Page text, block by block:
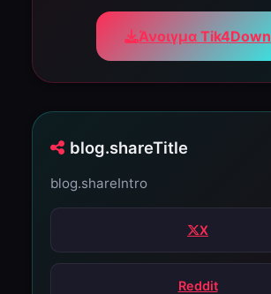
Άνοιγμα Tik4Down
blog.shareTitle
blog.shareIntro
X
Reddit